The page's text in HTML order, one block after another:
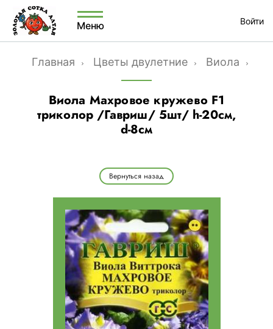
Меню Войти
Главная Цветы двулетние Виола
Виола Махровое кружево F1
триколор /Гавриш/ 5шт/ h-20см,
d-8см
Вернуться назад